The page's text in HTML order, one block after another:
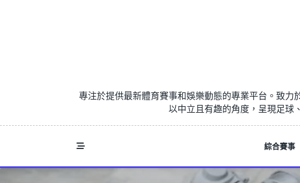
專注於提供最新體育賽事和娛樂動態的專業平台。致
以中立且有趣的角度，呈現足球
綜合賽事